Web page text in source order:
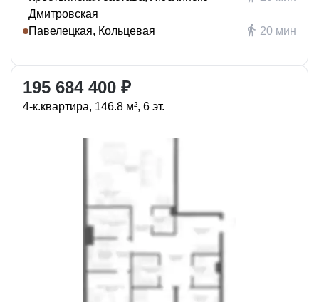
Дмитровская
Павелецкая, Кольцевая 20 мин
195 684 400 ₽
4-к.квартира, 146.8 м², 6 эт.